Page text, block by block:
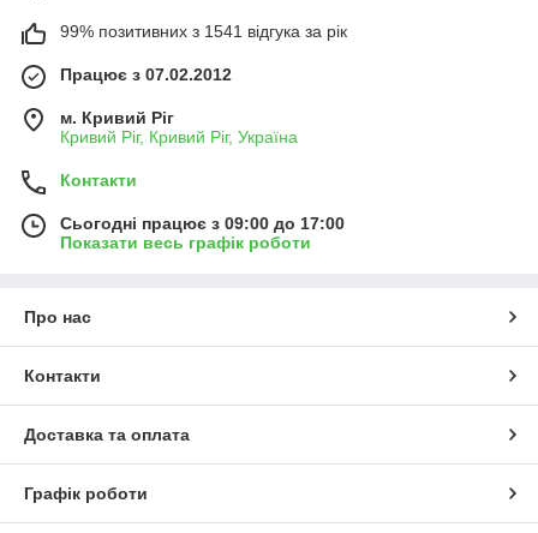
99% позитивних з 1541 відгука за рік
Працює з 07.02.2012
м. Кривий Ріг
Кривий Ріг, Кривий Ріг, Україна
Контакти
Сьогодні працює з 09:00 до 17:00
Показати весь графік роботи
Про нас
Контакти
Доставка та оплата
Графік роботи